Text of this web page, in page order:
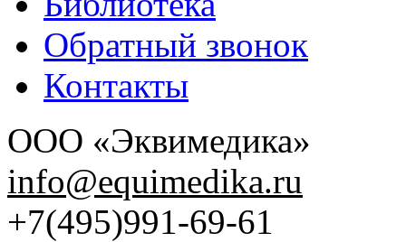
Обратный звонок
Контакты
ООО «Эквимедика»
info@equimedika.ru
+7(495)991-69-61